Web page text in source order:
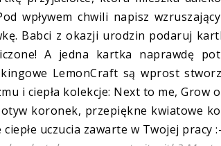
wpływem chwili napisz
Babci z okazji urodzin podaruj
A jedna kartka naprawdę
LemonCraft są wprost
i ciepła kolekcje: Next to me, Grow
koronek, przepiękne kwiatowe
uczucia zawarte w Twojej pracy